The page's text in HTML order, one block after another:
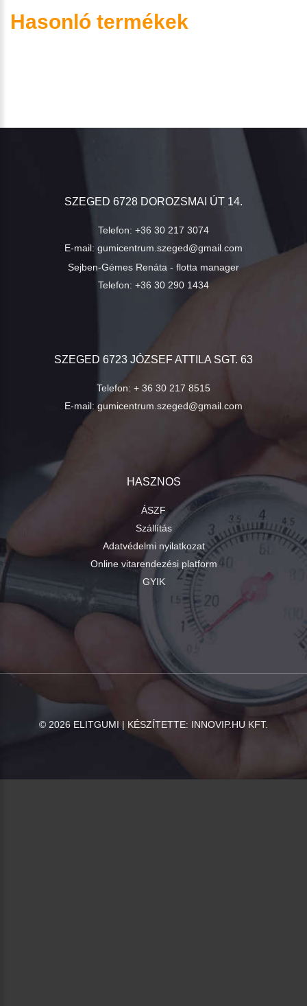
Hasonló termékek
SZEGED 6728 DOROZSMAI ÚT 14.
Telefon: +36 30 217 3074
E-mail: gumicentrum.szeged@gmail.com
Sejben-Gémes Renáta - flotta manager
Telefon: +36 30 290 1434
SZEGED 6723 JÓZSEF ATTILA SGT. 63
Telefon: + 36 30 217 8515
E-mail: gumicentrum.szeged@gmail.com
HASZNOS
ÁSZF
Szállítás
Adatvédelmi nyilatkozat
Online vitarendezési platform
GYIK
© 2026 ELITGUMI | KÉSZÍTETTE: INNOVIP.HU KFT.